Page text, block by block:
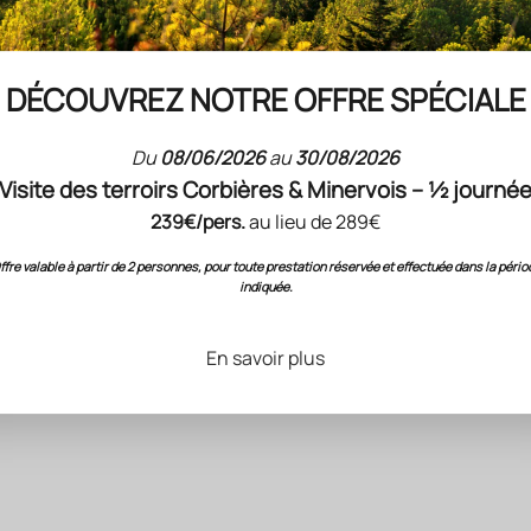
DÉCOUVREZ NOTRE OFFRE SPÉCIALE
Du08/06/2026au30/08/2026
Visite des terroirs Corbières & Minervois – ½ journée
239€/pers.au lieu de 289€
valable à partir de 2 personnes, pour toute prestation réservée et effectuée dans la
indiquée.
En savoir plus
Revivez 2 chansons deJean-Baptiste Guégan
Nos dernières actualités